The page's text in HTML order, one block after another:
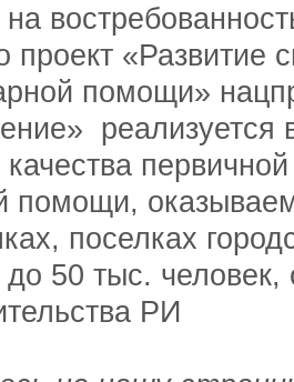
на
«Развитие
помощи»
реализуется
качества
помощи,
поселках
50 тыс.
РИ